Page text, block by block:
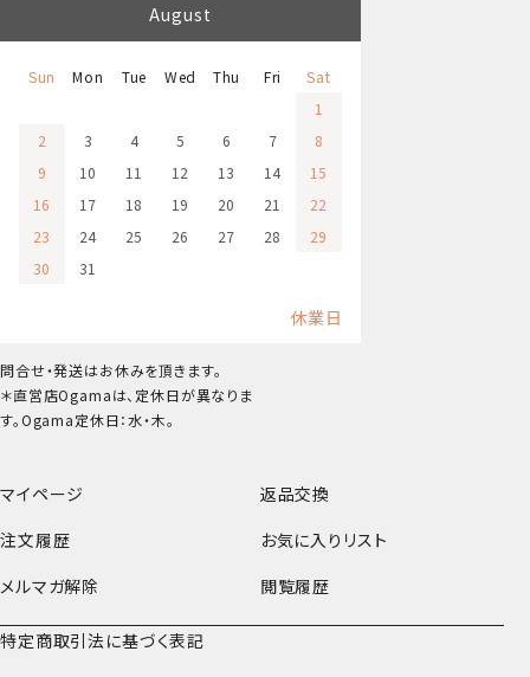
マイページ
返品交換
注文履歴
お気に入りリスト
メルマガ解除
閲覧履歴
特定商取引法に基づく表記
August
Sun Mon Tue Wed Thu Fri
Sat
1
2
3 4 5 6 7
8
9
10 11 12 13 14
15
16
17 18 19 20 21
22
23
24 25 26 27 28
29
30
31
休業日
問合せ・発送はお休みを頂きます。
＊直営店Ogamaは、定休日が異なりま
す。Ogama定休日：水・木。